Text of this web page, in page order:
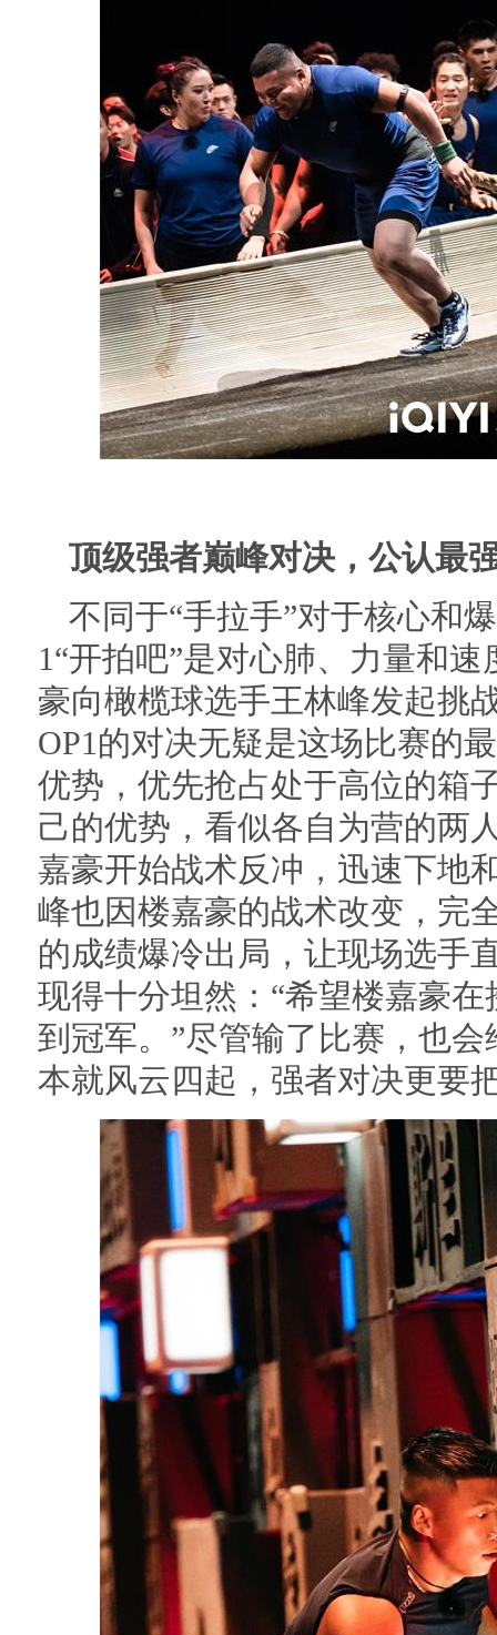
顶级强者巅峰对决，公认最
不同于“手拉手”对于核心和
1“开拍吧”是对心肺、力量和
豪向橄榄球选手王林峰发起挑
OP1的对决无疑是这场比赛的
优势，优先抢占处于高位的箱
己的优势，看似各自为营的两
嘉豪开始战术反冲，迅速下地
峰也因楼嘉豪的战术改变，完
的成绩爆冷出局，让现场选手
现得十分坦然：“希望楼嘉豪
到冠军。”尽管输了比赛，也
本就风云四起，强者对决更要